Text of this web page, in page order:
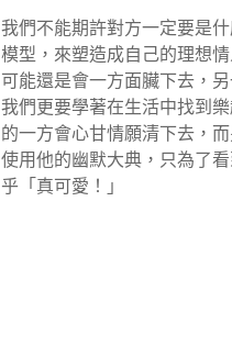
我們不能期許對方一定要是
模型，來塑造成自己的理想
可能還是會一方面臟下去，
我們更要學著在生活中找到
的一方會心甘情願清下去，
使用他的幽默大典，只為了
乎「真可愛！」